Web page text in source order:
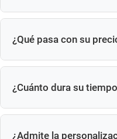
Sí, ofrecemos un
¿Qué pasa con su
El precio se basa en su
¿Cuánto dura su
Unos 30 días.
¿Admite la